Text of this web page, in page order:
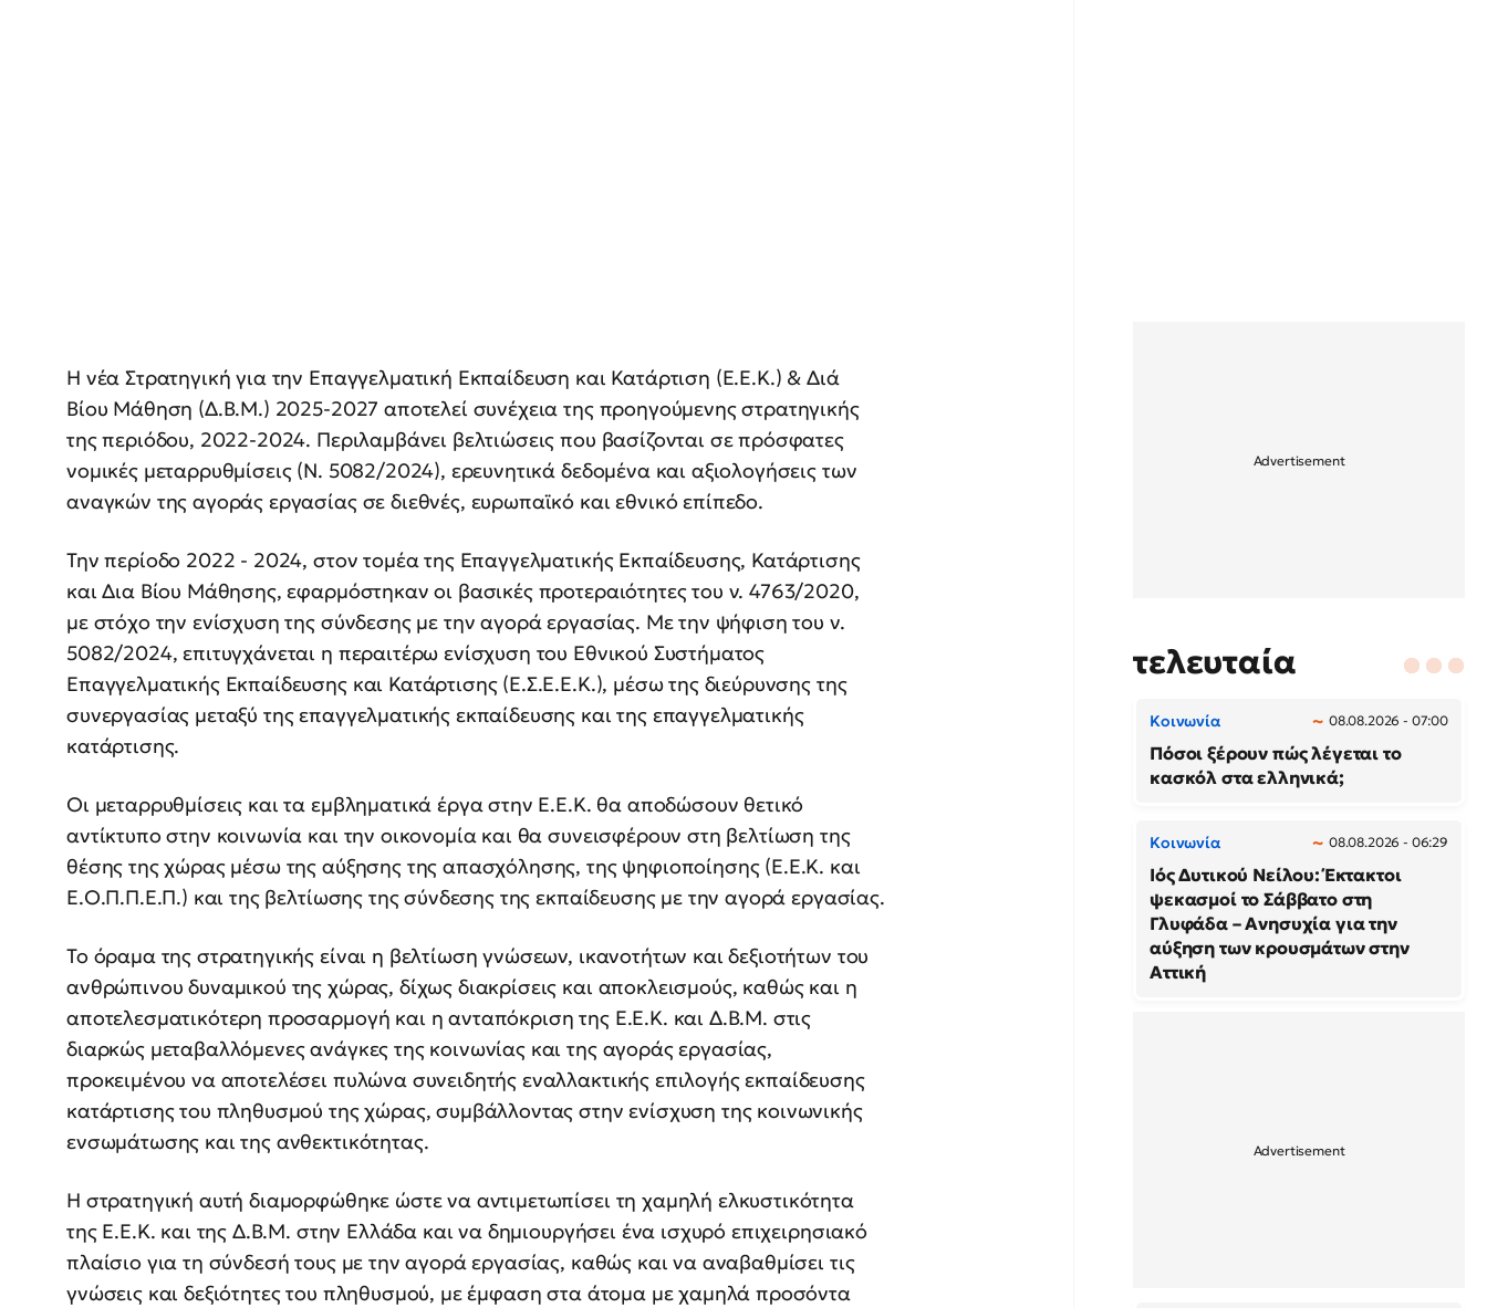
Η νέα Στρατηγική για την Επαγγελματική Εκπαίδευση και Κατάρτιση (Ε.Ε.Κ.) & Διά
Βίου Μάθηση (Δ.Β.Μ.) 2025-2027 αποτελεί συνέχεια της προηγούμενης στρατηγικής
της περιόδου, 2022-2024. Περιλαμβάνει βελτιώσεις που βασίζονται σε πρόσφατες
νομικές μεταρρυθμίσεις (Ν. 5082/2024), ερευνητικά δεδομένα και αξιολογήσεις των
αναγκών της αγοράς εργασίας σε διεθνές, ευρωπαϊκό και εθνικό επίπεδο.
Την περίοδο 2022 - 2024, στον τομέα της Επαγγελματικής Εκπαίδευσης, Κατάρτισης
και Δια Βίου Μάθησης, εφαρμόστηκαν οι βασικές προτεραιότητες του ν. 4763/2020,
με στόχο την ενίσχυση της σύνδεσης με την αγορά εργασίας. Με την ψήφιση του ν.
5082/2024, επιτυγχάνεται η περαιτέρω ενίσχυση του Εθνικού Συστήματος
Επαγγελματικής Εκπαίδευσης και Κατάρτισης (Ε.Σ.Ε.Ε.Κ.), μέσω της διεύρυνσης της
συνεργασίας μεταξύ της επαγγελματικής εκπαίδευσης και της επαγγελματικής
κατάρτισης.
Οι μεταρρυθμίσεις και τα εμβληματικά έργα στην Ε.Ε.Κ. θα αποδώσουν θετικό
αντίκτυπο στην κοινωνία και την οικονομία και θα συνεισφέρουν στη βελτίωση της
θέσης της χώρας μέσω της αύξησης της απασχόλησης, της ψηφιοποίησης (Ε.Ε.Κ. και
Ε.Ο.Π.Π.Ε.Π.) και της βελτίωσης της σύνδεσης της εκπαίδευσης με την αγορά εργασίας.
Το όραμα της στρατηγικής είναι η βελτίωση γνώσεων, ικανοτήτων και δεξιοτήτων του
ανθρώπινου δυναμικού της χώρας, δίχως διακρίσεις και αποκλεισμούς, καθώς και η
αποτελεσματικότερη προσαρμογή και η ανταπόκριση της Ε.Ε.Κ. και Δ.Β.Μ. στις
διαρκώς μεταβαλλόμενες ανάγκες της κοινωνίας και της αγοράς εργασίας,
προκειμένου να αποτελέσει πυλώνα συνειδητής εναλλακτικής επιλογής εκπαίδευσης
κατάρτισης του πληθυσμού της χώρας, συμβάλλοντας στην ενίσχυση της κοινωνικής
ενσωμάτωσης και της ανθεκτικότητας.
Η στρατηγική αυτή διαμορφώθηκε ώστε να αντιμετωπίσει τη χαμηλή ελκυστικότητα
της Ε.Ε.Κ. και της Δ.Β.Μ. στην Ελλάδα και να δημιουργήσει ένα ισχυρό επιχειρησιακό
πλαίσιο για τη σύνδεσή τους με την αγορά εργασίας, καθώς και να αναβαθμίσει τις
γνώσεις και δεξιότητες του πληθυσμού, με έμφαση στα άτομα με χαμηλά προσόντα
τελευταία
Κοινωνία 08.08.2026 - 07:00
Πόσοι ξέρουν πώς λέγεται το
κασκόλ στα ελληνικά;
Κοινωνία 08.08.2026 - 06:29
Ιός Δυτικού Νείλου: Έκτακτοι
ψεκασμοί το Σάββατο στη
Γλυφάδα – Ανησυχία για την
αύξηση των κρουσμάτων στην
Αττική